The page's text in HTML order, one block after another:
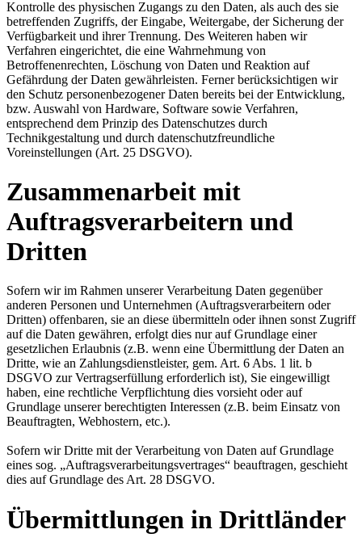
Kontrolle des physischen Zugangs zu den Daten, als auch des sie
betreffenden Zugriffs, der Eingabe, Weitergabe, der Sicherung der
Verfügbarkeit und ihrer Trennung. Des Weiteren haben wir
Verfahren eingerichtet, die eine Wahrnehmung von
Betroffenenrechten, Löschung von Daten und Reaktion auf
Gefährdung der Daten gewährleisten. Ferner berücksichtigen wir
den Schutz personenbezogener Daten bereits bei der Entwicklung,
bzw. Auswahl von Hardware, Software sowie Verfahren,
entsprechend dem Prinzip des Datenschutzes durch
Technikgestaltung und durch datenschutzfreundliche
Voreinstellungen (Art. 25 DSGVO).
Zusammenarbeit mit
Auftragsverarbeitern und
Dritten
Sofern wir im Rahmen unserer Verarbeitung Daten gegenüber
anderen Personen und Unternehmen (Auftragsverarbeitern oder
Dritten) offenbaren, sie an diese übermitteln oder ihnen sonst Zugriff
auf die Daten gewähren, erfolgt dies nur auf Grundlage einer
gesetzlichen Erlaubnis (z.B. wenn eine Übermittlung der Daten an
Dritte, wie an Zahlungsdienstleister, gem. Art. 6 Abs. 1 lit. b
DSGVO zur Vertragserfüllung erforderlich ist), Sie eingewilligt
haben, eine rechtliche Verpflichtung dies vorsieht oder auf
Grundlage unserer berechtigten Interessen (z.B. beim Einsatz von
Beauftragten, Webhostern, etc.).
Sofern wir Dritte mit der Verarbeitung von Daten auf Grundlage
eines sog. „Auftragsverarbeitungsvertrages“ beauftragen, geschieht
dies auf Grundlage des Art. 28 DSGVO.
Übermittlungen in Drittländer